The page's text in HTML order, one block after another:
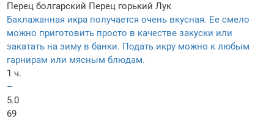
Перец болгарский Перец горький Лук
Баклажанная икра получается очень вкусная. Ее смело
можно приготовить просто в качестве закуски или
закатать на зиму в банки. Подать икру можно к любым
гарнирам или мясным блюдам.
1 ч.
–
5.0
69